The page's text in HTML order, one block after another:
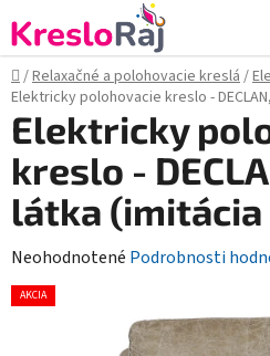
na
obsah
Domov
/Relaxačné a polohovacie kreslá/
Elektricky polohovacie kreslo -
Elektricky
kreslo -
látka (imitácia
Priemerné
hodnotenie
Neohodnotené Podrobnosti
AKCIA